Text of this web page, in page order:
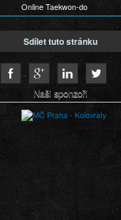
Online Taekwon-do
Sdílet tuto stránku
Naši sponzoři